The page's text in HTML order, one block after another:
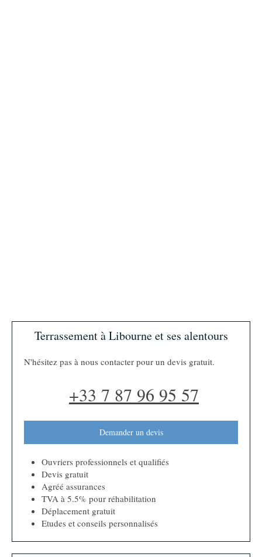
Terrassement à Libourne et ses alentours
N'hésitez pas à nous contacter pour un devis gratuit.
+33 7 87 96 95 57
Demander un devis
Ouvriers professionnels et qualifiés
Devis gratuit
Agréé assurances
TVA à 5.5% pour réhabilitation
Déplacement gratuit
Etudes et conseils personnalisés